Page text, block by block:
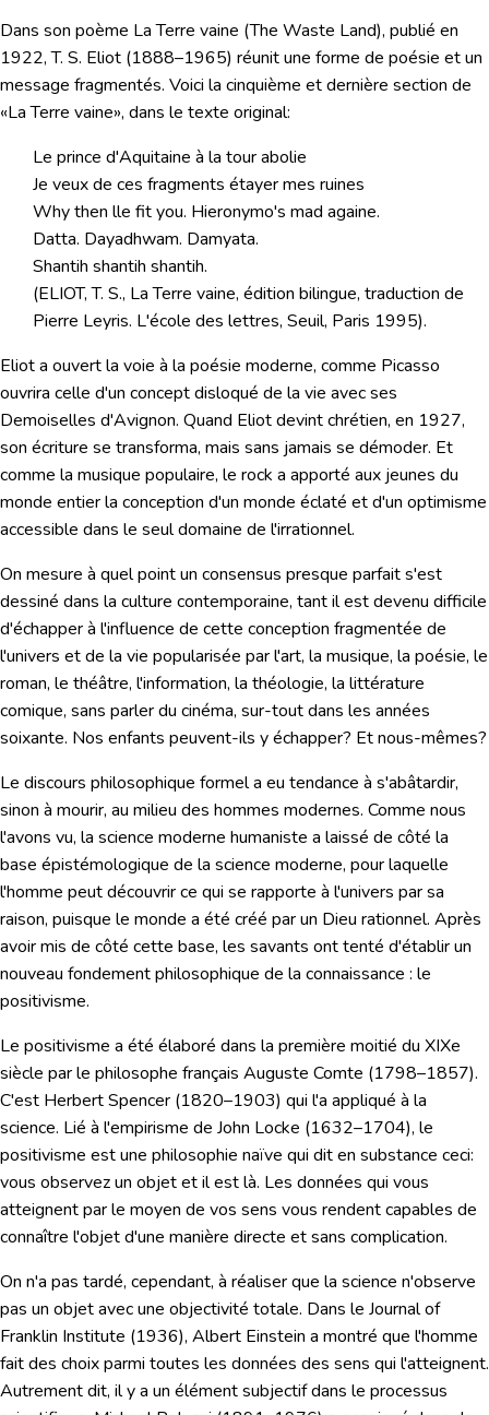
Dans son poème La Terre vaine (The Waste Land), publié en
1922,T. S. Eliot (1888–1965) réunit une forme de poésie et un
message fragmentés. Voici la cinquième et dernière section de
«La Terre vaine», dans le texte original:
Le prince d'Aquitaine à la tour abolie
Je veux de ces fragments étayer mes ruines
Why then lle fit you. Hieronymo's mad againe.
Datta. Dayadhwam. Damyata.
Shantih shantih shantih.
(ELIOT, T. S., La Terre vaine, édition bilingue, traduction de
Pierre Leyris. L'école des lettres, Seuil, Paris 1995).
Eliot a ouvert la voie à la poésie moderne, comme Picasso
ouvrira celle d'un concept disloqué de la vie avec ses
Demoiselles d'Avignon. Quand Eliot devint chrétien, en 1927,
son écriture se transforma, mais sans jamais se démoder. Et
comme la musique populaire, le rock a apporté aux jeunes du
monde entier la conception d'un monde éclaté et d'un optimisme
accessible dans le seul domaine de l'irrationnel.
On mesure à quel point un consensus presque parfait s'est
dessiné dans la culture contemporaine, tant il est devenu difficile
d'échapper à l'influence de cette conception fragmentée de
l'univers et de la vie popularisée par l'art, la musique, la poésie, le
roman, le théâtre, l'information, la théologie, la littérature
comique, sans parler du cinéma, sur-tout dans les années
soixante. Nos enfants peuvent-ils y échapper? Et nous-mêmes?
Le discours philosophique formel a eu tendance à s'abâtardir,
sinon à mourir, au milieu des hommes modernes. Comme nous
l'avons vu, la science moderne humaniste a laissé de côté la
base épistémologique de la science moderne, pour laquelle
l'homme peut découvrir ce qui se rapporte à l'univers par sa
raison, puisque le monde a été créé par un Dieu rationnel. Après
avoir mis de côté cette base, les savants ont tenté d'établir un
nouveau fondement philosophique de la connaissance : le
positivisme.
Le positivisme a été élaboré dans la première moitié du XIXe
siècle par le philosophe français Auguste Comte (1798–1857).
C'est Herbert Spencer (1820–1903) qui l'a appliqué à la
science. Lié à l'empirisme de John Locke (1632–1704), le
positivisme est une philosophie naïve qui dit en substance ceci:
vous observez un objet et il est là. Les données qui vous
atteignent par le moyen de vos sens vous rendent capables de
connaître l'objet d'une manière directe et sans complication.
On n'a pas tardé, cependant, à réaliser que la science n'observe
pas un objet avecune objectivité totale. Dans le Journal of
Franklin Institute (1936), Albert Einstein a montré que l'homme
fait des choix parmi toutes les données des sens qui l'atteignent.
Autrement dit, il y a un élément subjectif dans le processus